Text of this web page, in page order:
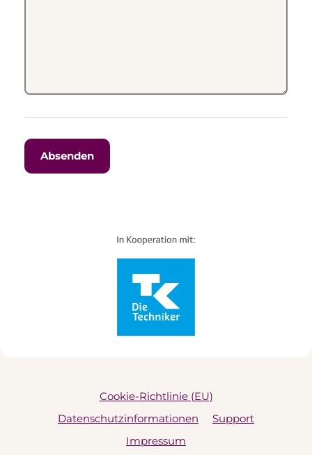
Cookie-Richtlinie (EU)
Datenschutzinformationen
Support
Impressum